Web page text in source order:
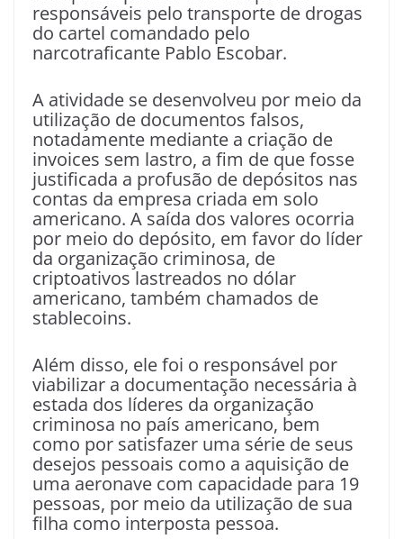
responsáveis pelo transporte de drogas
do cartel comandado pelo
narcotraficante Pablo Escobar.
A atividade se desenvolveu por meio da
utilização de documentos falsos,
notadamente mediante a criação de
invoices sem lastro, a fim de que fosse
justificada a profusão de depósitos nas
contas da empresa criada em solo
americano. A saída dos valores ocorria
por meio do depósito, em favor do líder
da organização criminosa, de
criptoativos lastreados no dólar
americano, também chamados de
stablecoins.
Além disso, ele foi o responsável por
viabilizar a documentação necessária à
estada dos líderes da organização
criminosa no país americano, bem
como por satisfazer uma série de seus
desejos pessoais como a aquisição de
uma aeronave com capacidade para 19
pessoas, por meio da utilização de sua
filha como interposta pessoa.